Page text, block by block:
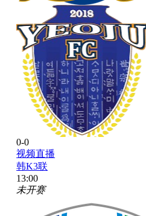
0-0
视频直播
韩K3联
13:00
未开赛